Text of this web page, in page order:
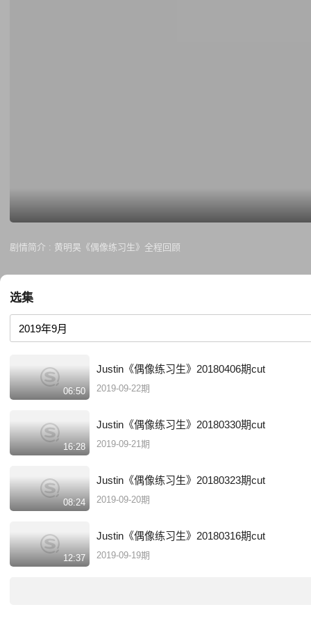
剧情简介 : 黄明昊《偶像练习生》全程回顾
选集
06:50
Justin《偶像练习生》20180406期cut
2019-09-22期
16:28
Justin《偶像练习生》20180330期cut
2019-09-21期
08:24
Justin《偶像练习生》20180323期cut
2019-09-20期
12:37
Justin《偶像练习生》20180316期cut
2019-09-19期